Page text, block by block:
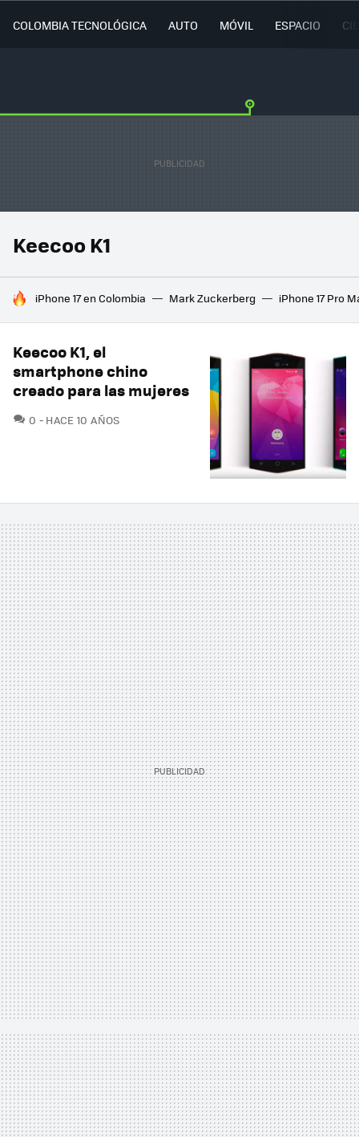
COLOMBIA TECNOLÓGICA AUTO MÓVIL ESPACIO
Keecoo K1
HOY SE HABLA DE
iPhone 17 en Colombia Mark Zuckerberg iPhone 17 Pro
Keecoo K1, el
smartphone chino
creado para las mujeres
0 COMENTARIOS
HACE 10 AÑOS